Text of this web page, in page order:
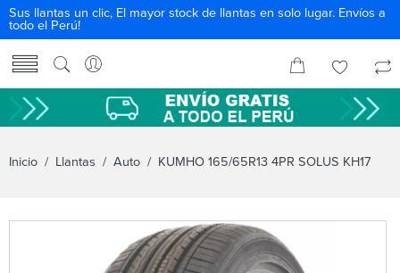
Sus llantas un clic, El mayor stock de llantas en solo lugar. Envíos a
todo el Perú!
Inicio / Llantas / Auto / KUMHO 165/65R13 4PR SOLUS KH17